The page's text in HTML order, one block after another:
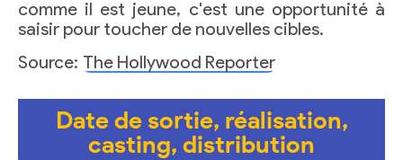
comme il est jeune, c'est une opportunité à
saisir pour toucher de nouvelles cibles.
Source: The Hollywood Reporter
Date de sortie, réalisation,
casting, distribution